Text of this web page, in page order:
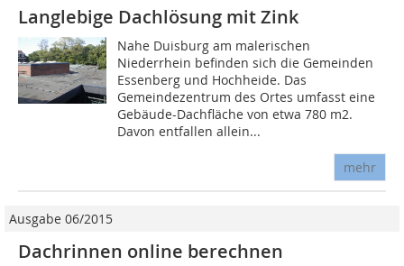
Langlebige Dachlösung mit Zink
Nahe Duisburg am malerischen
Niederrhein befinden sich die Gemeinden
Essenberg und Hochheide. Das
Gemeindezentrum des Ortes umfasst eine
Gebäude-Dachfläche von etwa 780 m2.
Davon entfallen allein...
mehr
Ausgabe 06/2015
Dachrinnen online berechnen